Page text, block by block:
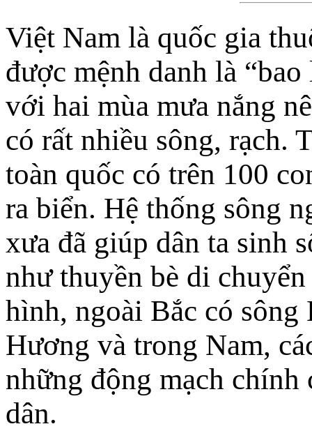
Việt Nam là quốc gia
được mệnh danh là
với hai mùa mưa nắng
có rất nhiều sông, rạch.
toàn quốc có trên 100
ra biển. Hệ thống sông
xưa đã giúp dân ta sinh
như thuyền bè di
hình, ngoài Bắc có
Hương và trong Nam,
những động mạch
dân.